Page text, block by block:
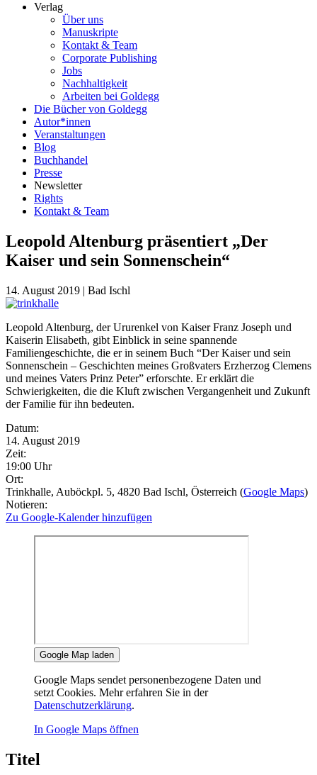
Verlag
Über uns
Manuskripte
Kontakt & Team
Corporate Publishing
Jobs
Nachhaltigkeit
Arbeiten bei Goldegg
Die Bücher von Goldegg
Autor*innen
Veranstaltungen
Blog
Buchhandel
Presse
Newsletter
Rights
Kontakt & Team
Leopold Altenburg präsentiert „Der
Kaiser und sein Sonnenschein“
14. August 2019 | Bad Ischl
Leopold Altenburg, der Ururenkel von Kaiser Franz Joseph und
Kaiserin Elisabeth, gibt Einblick in seine spannende
Familiengeschichte, die er in seinem Buch “Der Kaiser und sein
Sonnenschein – Geschichten meines Großvaters Erzherzog Clemens
und meines Vaters Prinz Peter” erforschte. Er erklärt die
Schwierigkeiten, die die Kluft zwischen Vergangenheit und Zukunft
der Familie für ihn bedeuten.
Eventdetails
Datum:
14. August 2019
Zeit:
19:00 Uhr
Ort:
Trinkhalle, Auböckpl. 5, 4820 Bad Ischl, Österreich (Google Maps)
Notieren:
Zu Google-Kalender hinzufügen
Google Map laden
Google Maps sendet personenbezogene Daten und
setzt Cookies. Mehr erfahren Sie in der
Datenschutzerklärung.
In Google Maps öffnen
Titel